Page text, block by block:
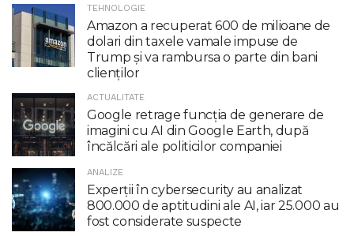
TEHNOLOGIE
Amazon a recuperat 600 de milioane de
dolari din taxele vamale impuse de
Trump şi va rambursa o parte din bani
clienţilor
ACTUALITATE
Google retrage funcţia de generare de
imagini cu AI din Google Earth, după
încălcări ale politicilor companiei
ANALIZE
Experții în cybersecurity au analizat
800.000 de aptitudini ale AI, iar 25.000 au
fost considerate suspecte